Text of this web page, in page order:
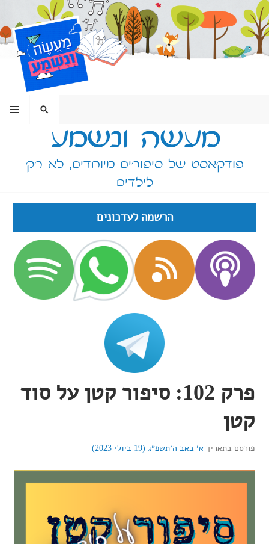
דילוג
לתוכן
מעשה ונשמע
פודקאסט של סיפורים מיוחדים, לא רק
לילדים
תפריט חיפוש
פרק 102: סיפור קטן על סוד
קטן
פורסם בתאריך א׳ באב ה׳תשפ״ג (19 ביולי 2023)
הרשמה לעדכונים